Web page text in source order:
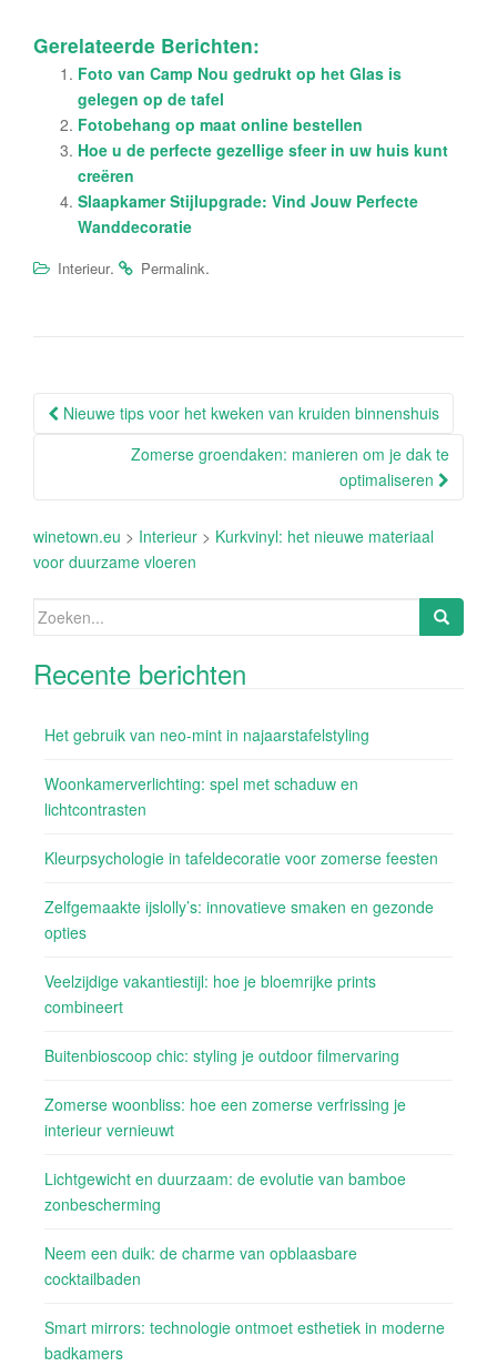
Gerelateerde Berichten:
Foto van Camp Nou gedrukt op het Glas is
gelegen op de tafel
Fotobehang op maat online bestellen
Hoe u de perfecte gezellige sfeer in uw huis kunt
creëren
Slaapkamer Stijlupgrade: Vind Jouw Perfecte
Wanddecoratie
Interieur. Permalink.
Berichtnavigatie
Nieuwe tips voor het kweken van kruiden binnenshuis
Zomerse groendaken: manieren om je dak te
optimaliseren
winetown.eu > Interieur > Kurkvinyl: het nieuwe materiaal
voor duurzame vloeren
Zoeken
Recente berichten
Het gebruik van neo-mint in najaarstafelstyling
Woonkamerverlichting: spel met schaduw en
lichtcontrasten
Kleurpsychologie in tafeldecoratie voor zomerse feesten
Zelfgemaakte ijslolly’s: innovatieve smaken en gezonde
opties
Veelzijdige vakantiestijl: hoe je bloemrijke prints
combineert
Buitenbioscoop chic: styling je outdoor filmervaring
Zomerse woonbliss: hoe een zomerse verfrissing je
interieur vernieuwt
Lichtgewicht en duurzaam: de evolutie van bamboe
zonbescherming
Neem een duik: de charme van opblaasbare
cocktailbaden
Smart mirrors: technologie ontmoet esthetiek in moderne
badkamers